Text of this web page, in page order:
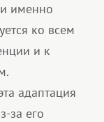
именно
ко всем
и к
адаптация
за его